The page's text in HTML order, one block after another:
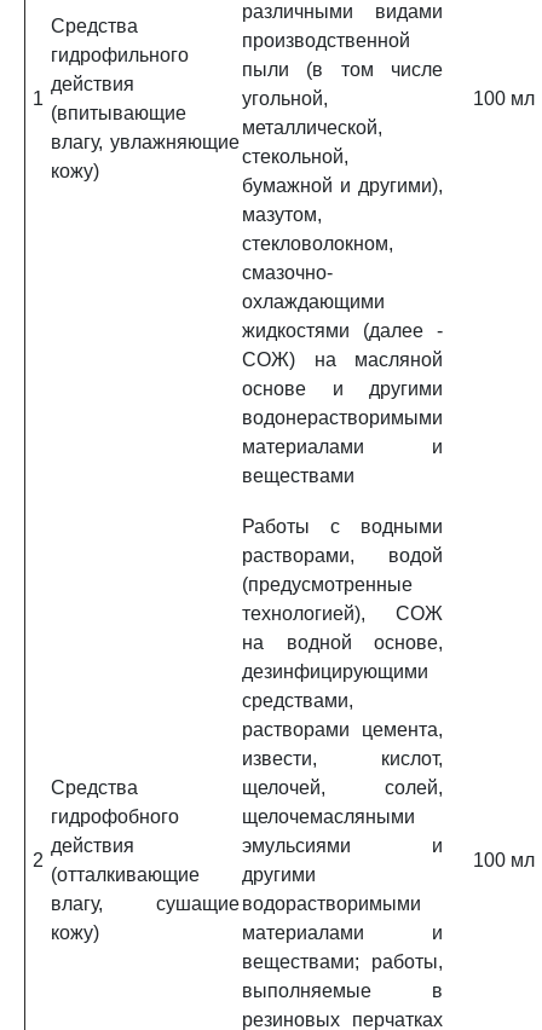
1
Средства
гидрофильного
действия
(впитывающие
влагу, увлажняющие
кожу)
различными видами
производственной
пыли (в том числе
угольной,
металлической,
стекольной,
бумажной и другими),
мазутом,
стекловолокном,
смазочно-
охлаждающими
жидкостями (далее -
СОЖ) на масляной
основе и другими
водонерастворимыми
материалами и
веществами
100 мл
2
Средства
гидрофобного
действия
(отталкивающие
влагу, сушащие
кожу)
Работы с водными
растворами, водой
(предусмотренные
технологией), СОЖ
на водной основе,
дезинфицирующими
средствами,
растворами цемента,
извести, кислот,
щелочей, солей,
щелочемасляными
эмульсиями и
другими
водорастворимыми
материалами и
веществами; работы,
выполняемые в
резиновых перчатках
100 мл